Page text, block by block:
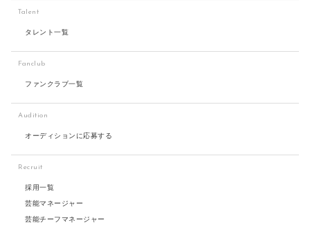
Talent
タレント一覧
Fanclub
ファンクラブ一覧
Audition
オーディションに応募する
Recruit
採用一覧
芸能マネージャー
芸能チーフマネージャー